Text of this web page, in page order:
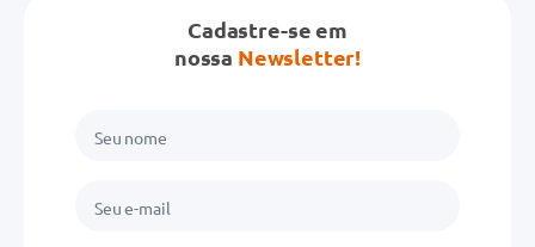
Avalie o produto de 1 a 5 estrelas
★★★
Endereço de email
Cadastre-se em
nossa Newsletter!